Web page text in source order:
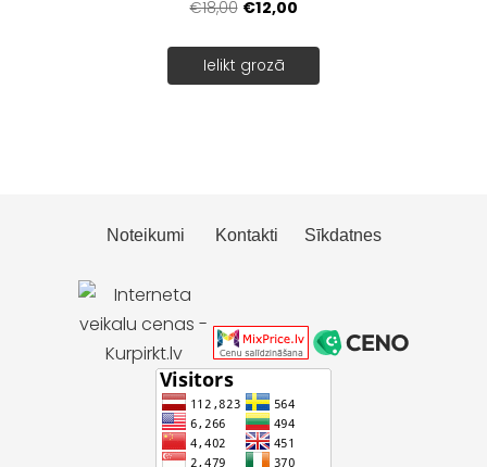
€18,00 €12,00
Ielikt grozā
Noteikumi Kontakti Sīkdatnes